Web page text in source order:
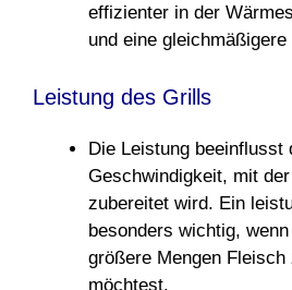
effizienter in der
und eine
Leistung des Grills
Die Leistung beeinflusst
Geschwindigkeit, mit
zubereitet wird. Ein
besonders wichtig,
größere Mengen Fleisch
möchtest.